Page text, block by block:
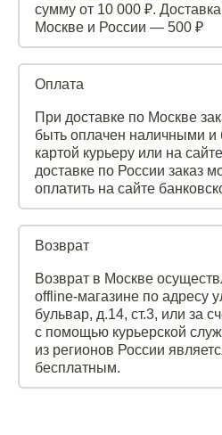
сумму от 10 000 ₽.
Москве и России — 500 ₽
Оплата
При доставке по Москве
быть оплачен наличными и
картой курьеру или на
доставке по России заказ
оплатить на сайте
Возврат
Возврат в Москве
offline-магазине по адресу
бульвар, д.14, ст.3, или за
с помощью курьерской
из регионов России
бесплатным.